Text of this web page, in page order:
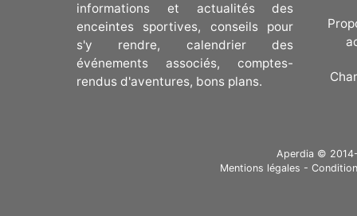
informations et actualités des
enceintes sportives, conseils pour
s'y rendre, calendrier des
événements associés, comptes-
rendus d'aventures, bons plans.
Aperdia ©
Mentions légales -